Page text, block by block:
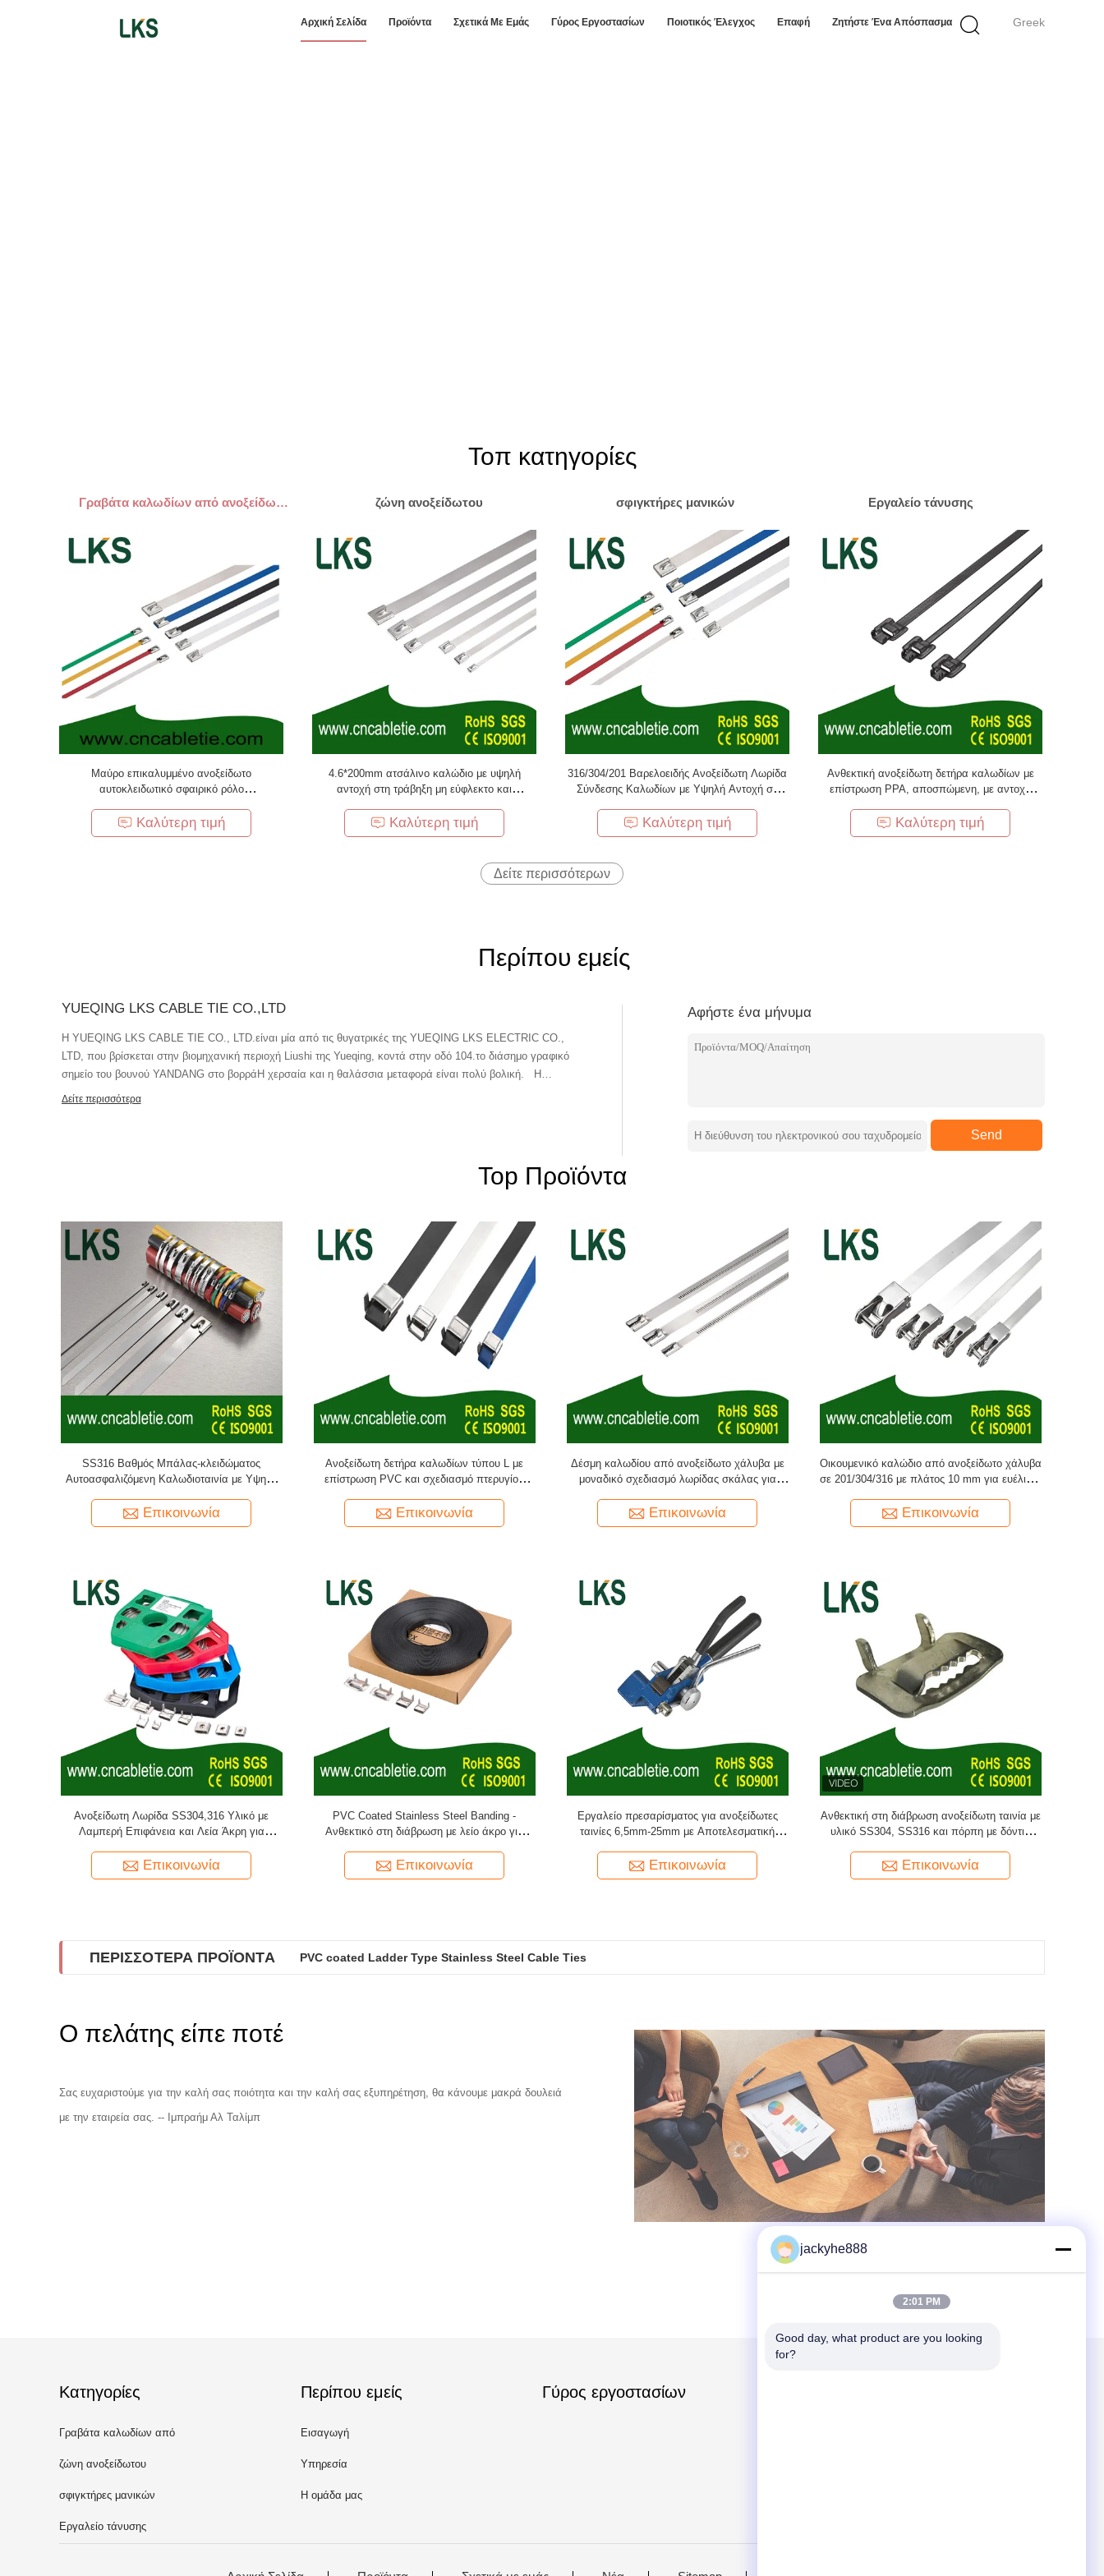
Greek
Αρχική Σελίδα Προϊόντα Σχετικά Με Εμάς Γύρος Εργοστασίων Ποιοτικός Έλεγχος Επαφή Ζητήστε Ένα Απόσπασμα
Τοπ κατηγορίες
Γραβάτα καλωδίων από ανοξείδωτο ατσάλι ζώνη ανοξείδωτου σφιγκτήρες μανικών Εργαλείο τάνυσης
Μαύρο επικαλυμμένο ανοξείδωτο
αυτοκλειδωτικό σφαιρικό ρόλο
καλώδια
Καλύτερη τιμή
4.6*200mm ατσάλινο καλώδιο με υψηλή
αντοχή στη τράβηξη μη εύφλεκτο και
βιομηχανική χρήση
Καλύτερη τιμή
316/304/201 Βαρελοειδής Ανοξείδωτη Λωρίδα
Σύνδεσης Καλωδίων με Υψηλή Αντοχή σε
Καλύτερη τιμή
Ανθεκτική ανοξείδωτη δετήρα καλωδίων με
επίστρωση PPA, αποσπώμενη, με αντοχή
ακτινοβολία
Καλύτερη τιμή
Δείτε περισσότερων
Περίπου εμείς
YUEQING LKS CABLE TIE CO.,LTD
Η YUEQING LKS CABLE TIE CO., LTD.είναι μία από τις θυγατρικές της YUEQING LKS ELECTRIC CO.,
LTD, που βρίσκεται στην βιομηχανική περιοχή Liushi της Yueqing, κοντά στην οδό 104.το διάσημο γραφικό
σημείο του βουνού YANDANG στο βορράΗ χερσαία και η θαλάσσια μεταφορά είναι πολύ βολική. Η
εταιρεία μας ανέπτυξε την επιχείρησή μας Σιδηροδρομικά καλώδια σιδηροδρομικών καλωδίων
από νάιλον (αυτοκλειδωτικό δεσμό καλωδίων από νάιλον, δεσμό καλωδίων με σήμανση, δεσμό
καλωδίων διπλής κλειδώσεως, δεσμό καλωδίων με αποδέσμευση, δεσμό καλωδίων με χειροπέδες, δεσμό
διεθνές σύστημα ποιότητας πιστοποίησης ISO9001, και να πάρει το πιστοποιητικό CE, RoHs. Η εταιρεία
μας διαθέτει προηγμένο εξοπλισμό παραγωγής, επιθεώρησης, δοκιμών και πλούσια τεχνική δύναμη. Έχει
ένα δίκτυο πωλήσεων σε όλα τα μέρη του κόσμου και ένα σύστημα δικτύου υπηρεσιών.Η εταιρεία μας
επιμένει στην " αγορά " ως την κατεύθυνση όλη την ώρα..πρωτοπορούμε και συνεχίζουμε να προχωράμε
με το στόχο "Η ποιότητα αναζητά επιβίωση, η τιμή αναζητά ανάπτυξη" συνεχώς.να βελτιώσει τη
λειτουργία και τις ιδέες διαχείρισης των επιχειρήσεων, και να κάνει την ειλικρινή ελπίδα να κάνει φίλους
Δείτε περισσότερα
Αφήστε ένα μήνυμα
Send
Top Προϊόντα
SS316 Βαθμός Μπάλας-κλειδώματος
Αυτοασφαλιζόμενη Καλωδιοταινία με Υψηλή
Διάβρωση
Επικοινωνία
Ανοξείδωτη δετήρα καλωδίων τύπου L με
επίστρωση PVC και σχεδιασμό πτερυγίου
εύκολη γρήγορη εγκατάσταση
Επικοινωνία
Δέσμη καλωδίου από ανοξείδωτο χάλυβα με
μοναδικό σχεδιασμό λωρίδας σκάλας για
χωρητικότητα διαμέτρου δέσμης
Επικοινωνία
Οικουμενικό καλώδιο από ανοξείδωτο χάλυβα
σε 201/304/316 με πλάτος 10 mm για ευέλικτη
Επικοινωνία
Ανοξείδωτη Λωρίδα SS304,316 Υλικό με
Λαμπερή Επιφάνεια και Λεία Άκρη για
Επικοινωνία
PVC Coated Stainless Steel Banding -
Ανθεκτικό στη διάβρωση με λείο άκρο για
Επικοινωνία
Εργαλείο πρεσαρίσματος για ανοξείδωτες
ταινίες 6,5mm-25mm με Αποτελεσματική
Επικοινωνία
Ανθεκτική στη διάβρωση ανοξείδωτη ταινία με
υλικό SS304, SS316 και πόρπη με δόντια
Επικοινωνία
ΠΕΡΙΣΣΌΤΕΡΑ ΠΡΟΪΌΝΤΑ PVC coated Ladder Type Stainless Steel Cable Ties
Ο πελάτης είπε ποτέ
Σας ευχαριστούμε για την καλή σας ποιότητα και την καλή σας εξυπηρέτηση, θα κάνουμε μακρά δουλειά
με την εταιρεία σας. -- Ιμπραήμ Αλ Ταλίμπ
Κατηγορίες
Γραβάτα καλωδίων από
ανοξείδωτο ατσάλι
ζώνη ανοξείδωτου
σφιγκτήρες μανικών
Εργαλείο τάνυσης
Περίπου εμείς
Εισαγωγή
Υπηρεσία
Η ομάδα μας
Γύρος εργοστασίων
jackyhe888
2:01 PM
Good day, what product are you looking
for?